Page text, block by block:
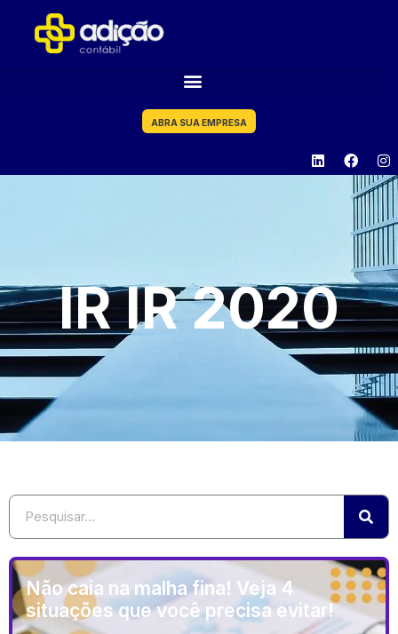
ABRA SUA EMPRESA
IR IR 2020
Não caia na malha fina! Veja 4
situações que você precisa evitar!